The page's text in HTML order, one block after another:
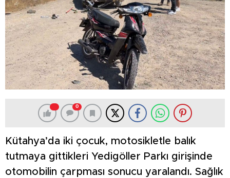
0
Kütahya’da iki çocuk, motosikletle balık
tutmaya gittikleri Yedigöller Parkı girişinde
otomobilin çarpması sonucu yaralandı. Sağlık